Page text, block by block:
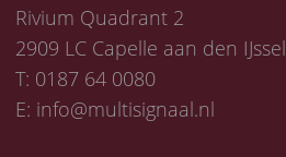
Rivium Quadrant 2
2909 LC Capelle aan den IJssel
T: 0187 64 0080
E: info@multisignaal.nl